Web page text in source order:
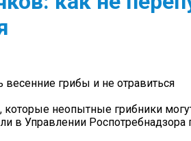
весенние грибы и не отравиться
неопытные грибники
в Управлении Роспотребнадзора